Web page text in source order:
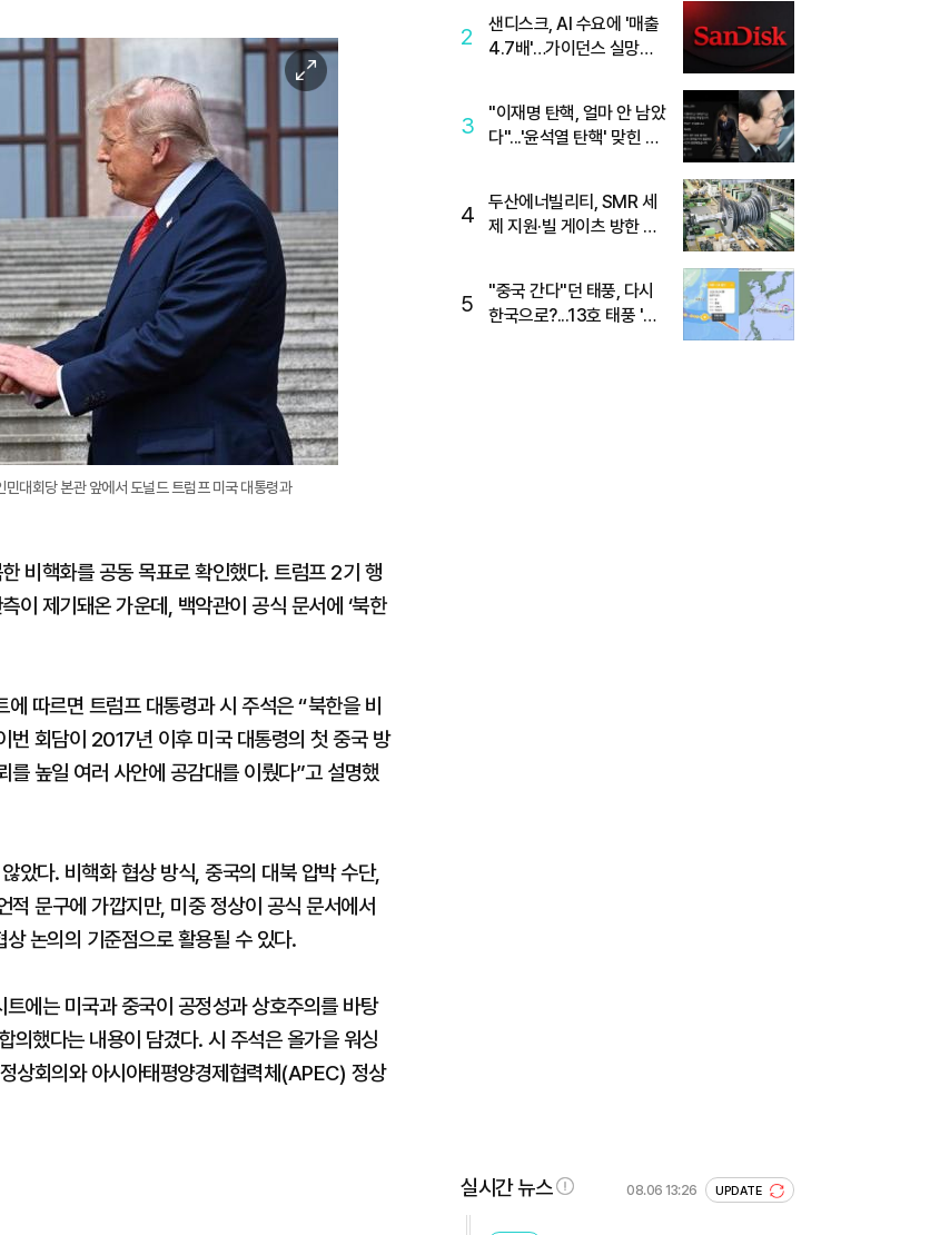
이
미
지
대회당 본관 앞에서 도널드 트럼프 미국 대통령과
비핵화를 공동 목표로 확인했다. 트럼프 2기 행
이 제기돼온 가운데, 백악관이 공식 문서에 ‘북한
따르면 트럼프 대통령과 시 주석은 “북한을 비
번 회담이 2017년 이후 미국 대통령의 첫 중국 방
높일 여러 사안에 공감대를 이뤘다”고 설명했
았다. 비핵화 협상 방식, 중국의 대북 압박 수단,
문구에 가깝지만, 미중 정상이 공식 문서에서
논의의 기준점으로 활용될 수 있다.
에는 미국과 중국이 공정성과 상호주의를 바탕
의했다는 내용이 담겼다. 시 주석은 올가을 워싱
상회의와 아시아태평양경제협력체(APEC) 정상
2
샌디스크, AI 수요에 '매출
4.7배'…가이던스 실망에
3
"이재명 탄핵, 얼마 안 남았
다"...'윤석열 탄핵' 맞힌 무
4
두산에너빌리티, SMR 세
제 지원·빌 게이츠 방한 기
5
"중국 간다"던 태풍, 다시
한국으로?...13호 태풍 '돌
실시간 뉴스 08.06 13:26 UPDATE